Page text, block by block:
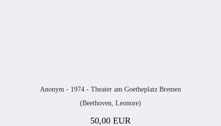
Anonym - 1974 - Theater am Goetheplatz Bremen
(Beethoven, Leonore)
50,00 EUR